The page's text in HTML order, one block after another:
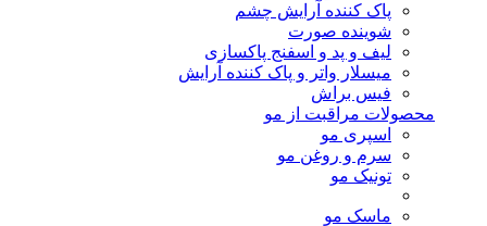
پاک کننده آرایش چشم
شوینده صورت
لیف و پد و اسفنج پاکسازی
میسلار واتر و پاک کننده آرایش
فیس براش
محصولات مراقبت از مو
اسپری مو
سرم و روغن مو
تونیک مو
ماسک مو